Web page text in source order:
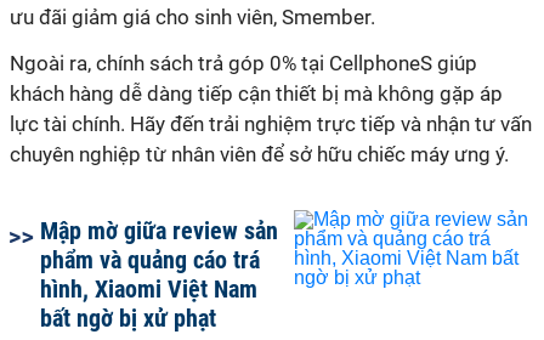
khách hàng dễ dàng tiếp cận thiết bị mà không gặp áp
lực tài chính. Hãy đến trải nghiệm trực tiếp và nhận tư vấn
Mập mờ giữa review sản
phẩm và quảng cáo trá
hình, Xiaomi Việt Nam
bất ngờ bị xử phạt